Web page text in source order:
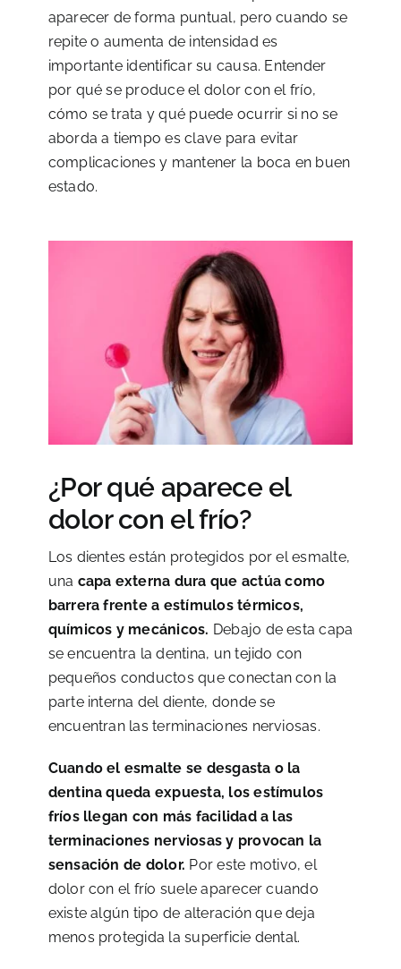
aparecer de forma puntual, pero cuando se
repite o aumenta de intensidad es
importante identificar su causa. Entender
por qué se produce el dolor con el frío,
cómo se trata y qué puede ocurrir si no se
aborda a tiempo es clave para evitar
complicaciones y mantener la boca en buen
estado.
¿Por qué aparece el
dolor con el frío?
Los dientes están protegidos por el esmalte,
una capa externa dura que actúa como
barrera frente a estímulos térmicos,
químicos y mecánicos. Debajo de esta capa
se encuentra la dentina, un tejido con
pequeños conductos que conectan con la
parte interna del diente, donde se
encuentran las terminaciones nerviosas.
Cuando el esmalte se desgasta o la
dentina queda expuesta, los estímulos
fríos llegan con más facilidad a las
terminaciones nerviosas y provocan la
sensación de dolor. Por este motivo, el
dolor con el frío suele aparecer cuando
existe algún tipo de alteración que deja
menos protegida la superficie dental.